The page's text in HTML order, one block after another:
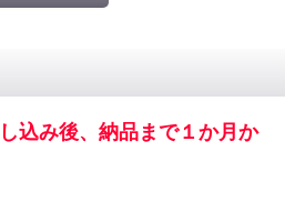
込み後、納品まで１か月か